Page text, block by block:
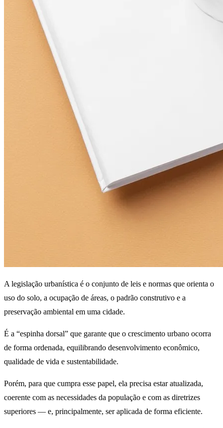
A legislação urbanística é o conjunto de leis e normas que orienta o
uso do solo, a ocupação de áreas, o padrão construtivo e a
preservação ambiental em uma cidade.
É a “espinha dorsal” que garante que o crescimento urbano ocorra
de forma ordenada, equilibrando desenvolvimento econômico,
qualidade de vida e sustentabilidade.
Porém, para que cumpra esse papel, ela precisa estar atualizada,
coerente com as necessidades da população e com as diretrizes
superiores — e, principalmente, ser aplicada de forma eficiente.